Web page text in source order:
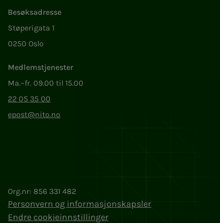
Besøksadresse
Støperigata 1
0250 Oslo
Medlemstjenester
Ma.–fr. 09.00 til 15.00
22 05 35 00
epost@nito.no
Org.nr: 856 331 482
Personvern og informasjonskapsler
Endre cookieinnstillinger